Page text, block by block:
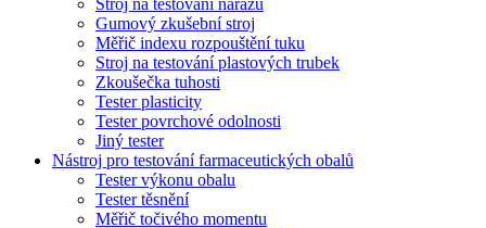
Gumový zkušební stroj
Měřič indexu rozpouštění tuku
Stroj na testování plastových trubek
Zkoušečka tuhosti
Tester plasticity
Tester povrchové odolnosti
Jiný tester
Nástroj pro testování farmaceutických obalů
Tester výkonu obalu
Tester těsnění
Měřič točivého momentu